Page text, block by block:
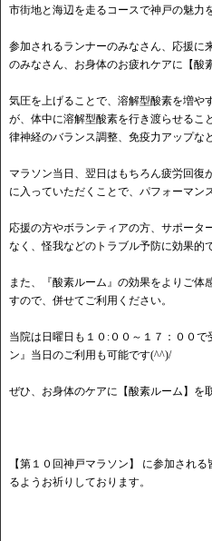
市街地と海辺を走るコースで神戸の魅力
参加されるランナーのみなさん、応援に
のみなさん、お身体のお疲れケアに【酸
気圧を上げることで、溶解型酸素を増や
が、体中に溶解型酸素を行き渡らせるこ
律神経のバランス調整、免疫力アップな
マラソン当日、翌日はもちろん疲労回復
に入っていただくことで、パフォーマン
応援の方やボランティアの方、サポータ
なく、怪我などのトラブル予防に効果的
また、『酸素ルーム』の効果をよりご体
すので、併せてご利用ください。
当院は日曜日も１０:００～１７：００
ン』当日のご利用も可能です(^^)/
ぜひ、お身体のケアに【酸素ルーム】を
【第１０回神戸マラソン】 に参加され
るようお祈りしております。